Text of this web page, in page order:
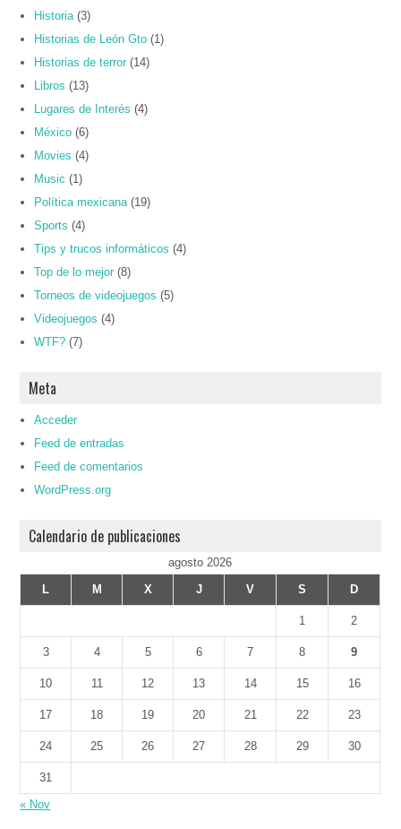
Historia (3)
Historias de León Gto (1)
Historias de terror (14)
Libros (13)
Lugares de Interés (4)
México (6)
Movies (4)
Music (1)
Política mexicana (19)
Sports (4)
Tips y trucos informáticos (4)
Top de lo mejor (8)
Torneos de videojuegos (5)
Videojuegos (4)
WTF? (7)
Meta
Acceder
Feed de entradas
Feed de comentarios
WordPress.org
Calendario de publicaciones
agosto 2026
L
M X J V S D
1 2
3 4 5 6 7 8 9
10 11 12 13 14 15 16
17 18 19 20 21 22 23
24 25 26 27 28 29 30
31
« Nov